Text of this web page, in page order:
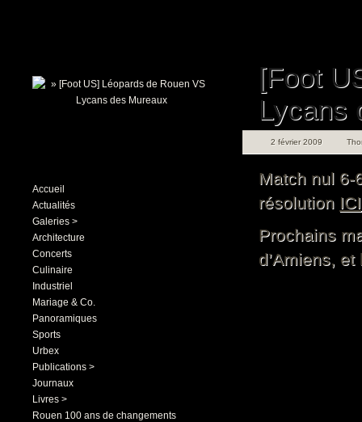
Accueil
Actualités
Galeries >
Architecture
Concerts
Culinaire
Industriel
Mariage & Co.
Panoramiques
Sports
Urbex
Publications >
Journaux
Livres >
Rouen 100 ans de changements
[Foot
Lycans
2 février 2009
Match nul
résolution ICI
Prochains
d’Amiens,